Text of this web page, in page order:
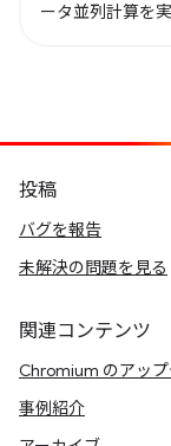
ータ並列計算を
投稿
バグを報告
未解決の問題を見る
関連コンテンツ
Chromium のアップ
事例紹介